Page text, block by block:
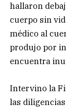
hallaron
cuerpo sin
médico al
produjo por
encuentra
Intervino la
las